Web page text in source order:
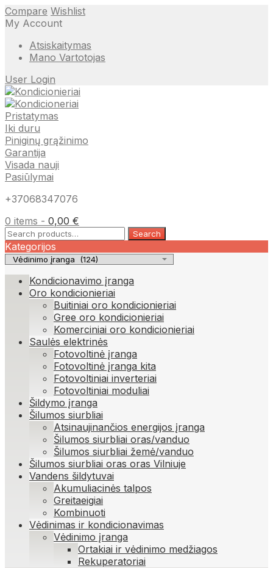
Compare Wishlist
My Account
Atsiskaitymas
Mano Vartotojas
User Login
Pristatymas
Iki duru
Piniginų grąžinimo
Garantija
Visada nauji
Pasiūlymai
+37068347076
0 items - 0,00 €
Search
for:
Search
Kategorijos
Kondicionavimo įranga
Oro kondicionieriai
Buitiniai oro kondicionieriai
Gree oro kondicionieriai
Komerciniai oro kondicionieriai
Saulės elektrinės
Fotovoltinė įranga
Fotovoltinė įranga kita
Fotovoltiniai inverteriai
Fotovoltiniai moduliai
Šildymo įranga
Šilumos siurbliai
Atsinaujinančios energijos įranga
Šilumos siurbliai oras/vanduo
Šilumos siurbliai žemė/vanduo
Šilumos siurbliai oras oras Vilniuje
Vandens šildytuvai
Akumuliacinės talpos
Greitaeigiai
Kombinuoti
Vėdinimas ir kondicionavimas
Vėdinimo įranga
Ortakiai ir vėdinimo medžiagos
Rekuperatoriai